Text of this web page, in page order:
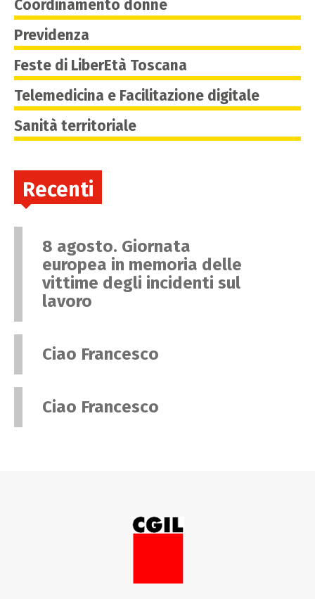
Coordinamento donne
Previdenza
Feste di LiberEtà Toscana
Telemedicina e Facilitazione digitale
Sanità territoriale
Recenti
8 agosto. Giornata
europea in memoria delle
vittime degli incidenti sul
lavoro
Ciao Francesco
Ciao Francesco